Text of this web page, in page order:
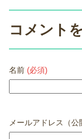
コメント
名前 (必須)
メールアドレス（公